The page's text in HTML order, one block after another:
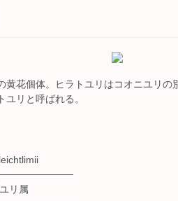
黄花個体。ヒラトユリはコオニユリ
リと呼ばれる。
リ属